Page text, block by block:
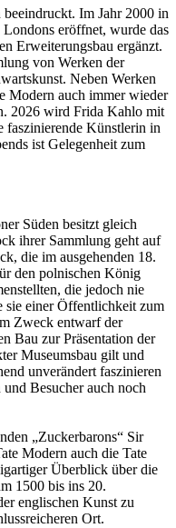
Im Jahr 2000 in
eröffnet, wurde das
Erweiterungsbau ergänzt.
von Werken der
Neben Werken
Modern auch immer wieder
2026 wird Frida Kahlo mit
faszinierende Künstlerin in
ist Gelegenheit zum
Süden besitzt gleich
ihrer Sammlung geht auf
die im ausgehenden 18.
den polnischen König
die jedoch nie
sie einer Öffentlichkeit zum
Zweck entwarf der
Bau zur Präsentation der
Museumsbau gilt und
unverändert faszinieren
Besucher auch noch
„Zuckerbarons“ Sir
Modern auch die Tate
Überblick über die
1500 bis ins 20.
englischen Kunst zu
Ort.